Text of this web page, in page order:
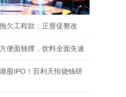
欠工程款：正督促整改
便面独撑，饮料全面失速
股IPO！百利天恒烧钱研